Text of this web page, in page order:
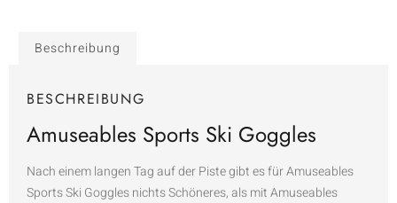
Beschreibung
BESCHREIBUNG
Amuseables Sports Ski Goggles
Nach einem langen Tag auf der Piste gibt es für Amuseables
Sports Ski Goggles nichts Schöneres, als mit Amuseables